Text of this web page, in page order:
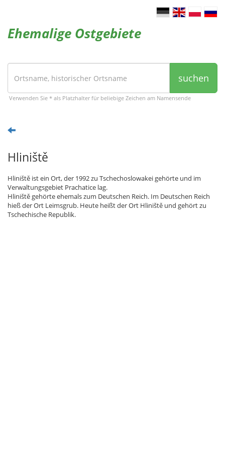
Ehemalige Ostgebiete
suchen
Verwenden Sie * als Platzhalter für beliebige Zeichen am Namensende
Hliniště
Hliniště ist ein Ort, der 1992 zu Tschechoslowakei gehörte und im
Verwaltungsgebiet Prachatice lag.
Hliniště gehörte ehemals zum Deutschen Reich. Im Deutschen Reich
hieß der Ort Leimsgrub. Heute heißt der Ort Hliniště und gehört zu
Tschechische Republik.